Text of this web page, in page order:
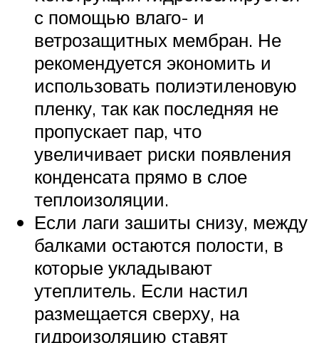
с помощью влаго- и
ветрозащитных мембран. Не
рекомендуется экономить и
использовать полиэтиленовую
пленку, так как последняя не
пропускает пар, что
увеличивает риски появления
конденсата прямо в слое
теплоизоляции.
Если лаги зашиты снизу, между
балками остаются полости, в
которые укладывают
утеплитель. Если настил
размещается сверху, на
гидроизоляцию ставят